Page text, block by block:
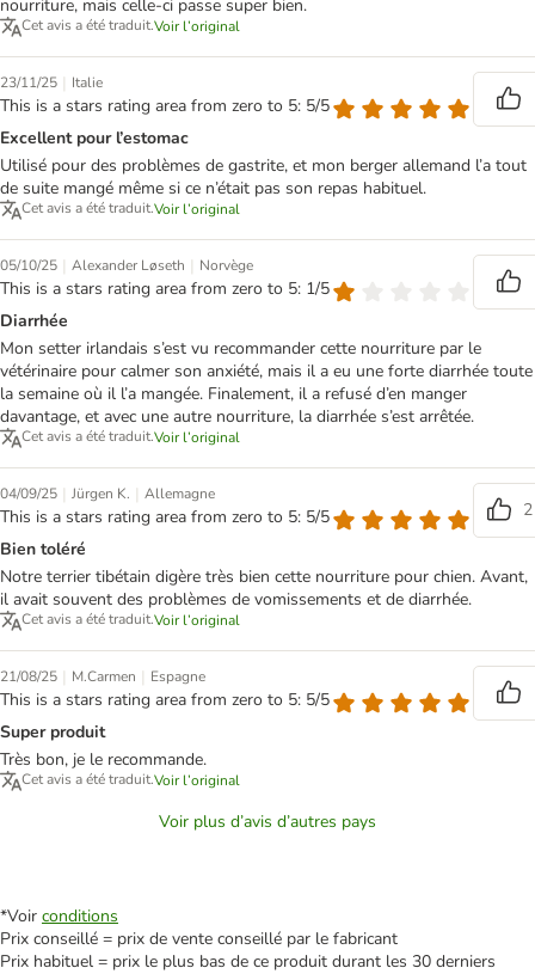
nourriture, mais celle-ci passe super bien.
Cet avis a été traduit.Voir l’original
23/11/25 | Italie
This is a stars rating area from zero to 5: 5/5
Excellent pour l’estomac
Utilisé pour des problèmes de gastrite, et mon berger allemand l’a tout
de suite mangé même si ce n’était pas son repas habituel.
Cet avis a été traduit.Voir l’original
05/10/25 | Alexander Løseth | Norvège
This is a stars rating area from zero to 5: 1/5
Diarrhée
Mon setter irlandais s’est vu recommander cette nourriture par le
vétérinaire pour calmer son anxiété, mais il a eu une forte diarrhée toute
la semaine où il l’a mangée. Finalement, il a refusé d’en manger
davantage, et avec une autre nourriture, la diarrhée s’est arrêtée.
Cet avis a été traduit.Voir l’original
04/09/25 | Jürgen K. | Allemagne
This is a stars rating area from zero to 5: 5/5
2
Bien toléré
Notre terrier tibétain digère très bien cette nourriture pour chien. Avant,
il avait souvent des problèmes de vomissements et de diarrhée.
Cet avis a été traduit.Voir l’original
21/08/25 | M.Carmen | Espagne
This is a stars rating area from zero to 5: 5/5
Super produit
Très bon, je le recommande.
Cet avis a été traduit.Voir l’original
Voir plus d’avis d’autres pays
*Voir conditions
Prix conseillé = prix de vente conseillé par le fabricant
Prix habituel = prix le plus bas de ce produit durant les 30 derniers